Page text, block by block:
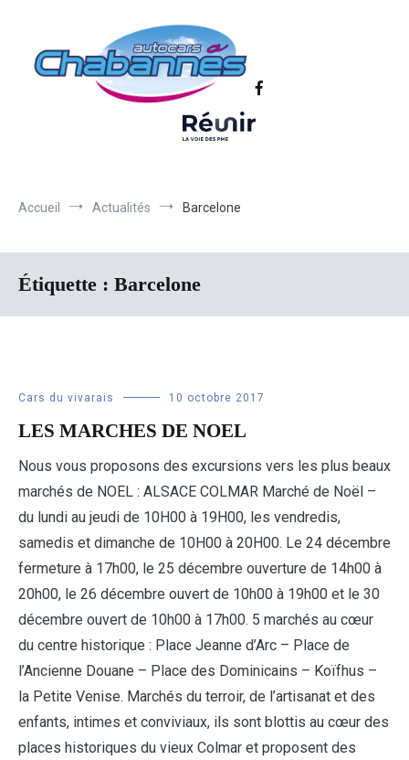
Autocars Chabannes | Transport en
Transport scolaire, Transports de personnel en Drôme Ardèche,
Transport touristique France et Europe
Accueil Actualités Barcelone
Étiquette : Barcelone
Cars du vivarais 10 octobre 2017
LES MARCHES DE NOEL
Nous vous proposons des excursions vers les plus beaux
marchés de NOEL : ALSACE COLMAR Marché de Noël –
du lundi au jeudi de 10H00 à 19H00, les vendredis,
samedis et dimanche de 10H00 à 20H00. Le 24 décembre
fermeture à 17h00, le 25 décembre ouverture de 14h00 à
20h00, le 26 décembre ouvert de 10h00 à 19h00 et le 30
décembre ouvert de 10h00 à 17h00. 5 marchés au cœur
du centre historique : Place Jeanne d’Arc – Place de
l’Ancienne Douane – Place des Dominicains – Koïfhus –
la Petite Venise. Marchés du terroir, de l’artisanat et des
enfants, intimes et conviviaux, ils sont blottis au cœur des
places historiques du vieux Colmar et proposent des